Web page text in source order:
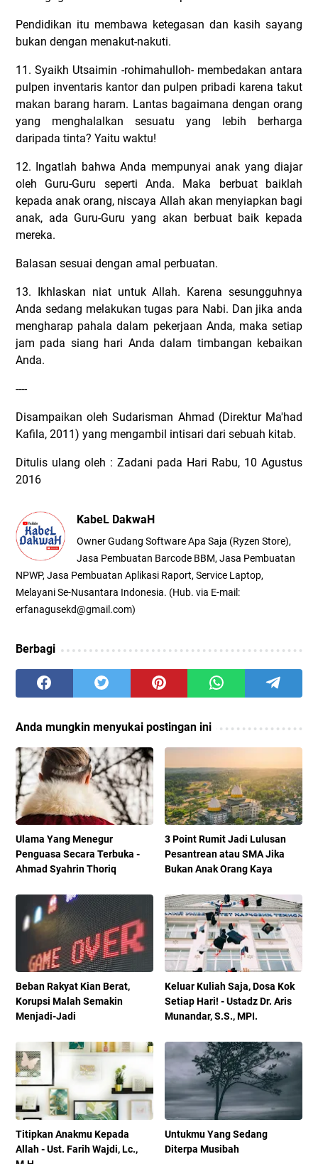
Pendidikan itu membawa ketegasan dan kasih sayang
bukan dengan menakut-nakuti.
11. Syaikh Utsaimin -rohimahulloh- membedakan antara
pulpen inventaris kantor dan pulpen pribadi karena takut
makan barang haram. Lantas bagaimana dengan orang
yang menghalalkan sesuatu yang lebih berharga
daripada tinta? Yaitu waktu!
12. Ingatlah bahwa Anda mempunyai anak yang diajar
oleh Guru-Guru seperti Anda. Maka berbuat baiklah
kepada anak orang, niscaya Allah akan menyiapkan bagi
anak, ada Guru-Guru yang akan berbuat baik kepada
mereka.
Balasan sesuai dengan amal perbuatan.
13. Ikhlaskan niat untuk Allah. Karena sesungguhnya
Anda sedang melakukan tugas para Nabi. Dan jika anda
mengharap pahala dalam pekerjaan Anda, maka setiap
jam pada siang hari Anda dalam timbangan kebaikan
Anda.
----
Disampaikan oleh Sudarisman Ahmad (Direktur Ma'had
Kafila, 2011) yang mengambil intisari dari sebuah kitab.
Ditulis ulang oleh : Zadani pada Hari Rabu, 10 Agustus
2016
KabeL DakwaH
Owner Gudang Software Apa Saja (Ryzen Store),
Jasa Pembuatan Barcode BBM, Jasa Pembuatan
NPWP, Jasa Pembuatan Aplikasi Raport, Service Laptop,
Melayani Se-Nusantara Indonesia. (Hub. via E-mail:
erfanagusekd@gmail.com)
Berbagi
Anda mungkin menyukai postingan ini
Ulama Yang Menegur
Penguasa Secara Terbuka -
Ahmad Syahrin Thoriq
3 Point Rumit Jadi Lulusan
Pesantrean atau SMA Jika
Bukan Anak Orang Kaya
Beban Rakyat Kian Berat,
Korupsi Malah Semakin
Menjadi-Jadi
Keluar Kuliah Saja, Dosa Kok
Setiap Hari! - Ustadz Dr. Aris
Munandar, S.S., MPI.
Titipkan Anakmu Kepada
Allah - Ust. Farih Wajdi, Lc.,
Untukmu Yang Sedang
Diterpa Musibah